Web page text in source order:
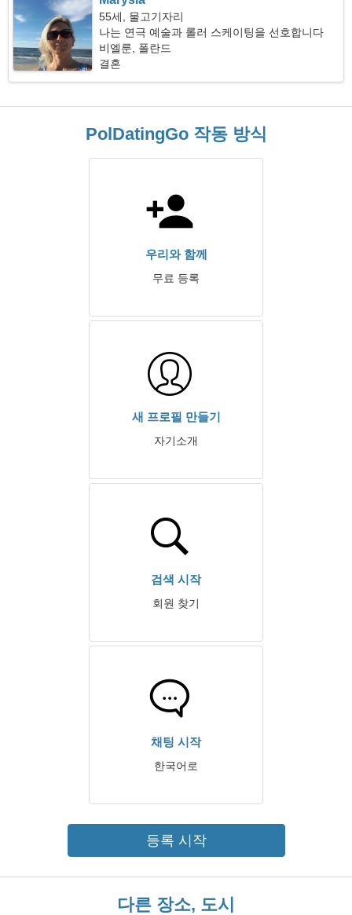
55세, 물고기자리
나는 연극 예술과 롤러 스케이팅을 선호합니다
비엘룬, 폴란드
결혼
PolDatingGo 작동 방식
우리와 함께
무료 등록
새 프로필 만들기
자기소개
검색 시작
회원 찾기
채팅 시작
한국어로
등록 시작
다른 장소, 도시